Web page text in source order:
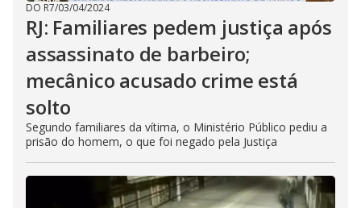
DO R7/03/04/2024
RJ: Familiares pedem justiça após
assassinato de barbeiro;
mecânico acusado crime está
solto
Segundo familiares da vítima, o Ministério Público pediu a
prisão do homem, o que foi negado pela Justiça